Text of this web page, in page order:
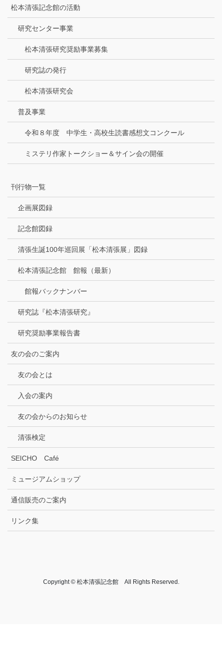
松本清張記念館の活動
研究センター事業
松本清張研究奨励事業募集
研究誌の発行
松本清張研究会
普及事業
令和８年度 中学生・高校生読書感想文コンクール
ミステリ作家トークショー＆サイン会の開催
刊行物一覧
企画展図録
記念館図録
清張生誕100年巡回展「松本清張展」図録
松本清張記念館 館報（最新）
館報バックナンバー
研究誌『松本清張研究』
研究奨励事業報告書
友の会のご案内
友の会とは
入会の案内
友の会からのお知らせ
清張検定
SEICHO Café
ミュージアムショップ
通信販売のご案内
リンク集
Copyright © 松本清張記念館 All Rights Reserved.